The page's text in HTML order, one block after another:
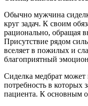
Обычно мужчина
круг задач. К своим
рационально, обращая
Присутствие рядом
вселяет в пожилых и
благоприятный
Сиделка медбрат может
потребность в которых
пациента. К основным